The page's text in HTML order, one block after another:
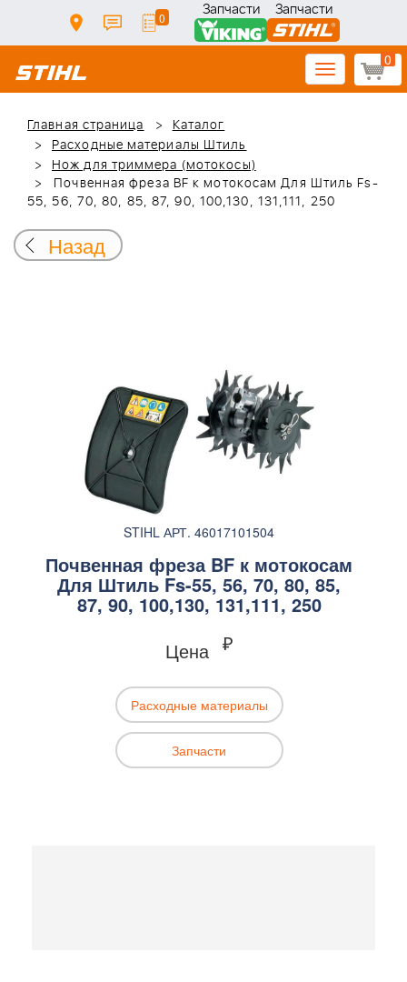
0 Запчасти Запчасти
0
Toggle
navigation
Главная страница
Каталог
Расходные материалы Штиль
Нож для триммера (мотокосы)
Почвенная фреза BF к мотокосам Для Штиль Fs-
55, 56, 70, 80, 85, 87, 90, 100,130, 131,111, 250
Назад
STIHL АРТ. 46017101504
Почвенная фреза BF к мотокосам
Для Штиль Fs-55, 56, 70, 80, 85,
87, 90, 100,130, 131,111, 250
Цена ₽
Расходные материалы
Запчасти